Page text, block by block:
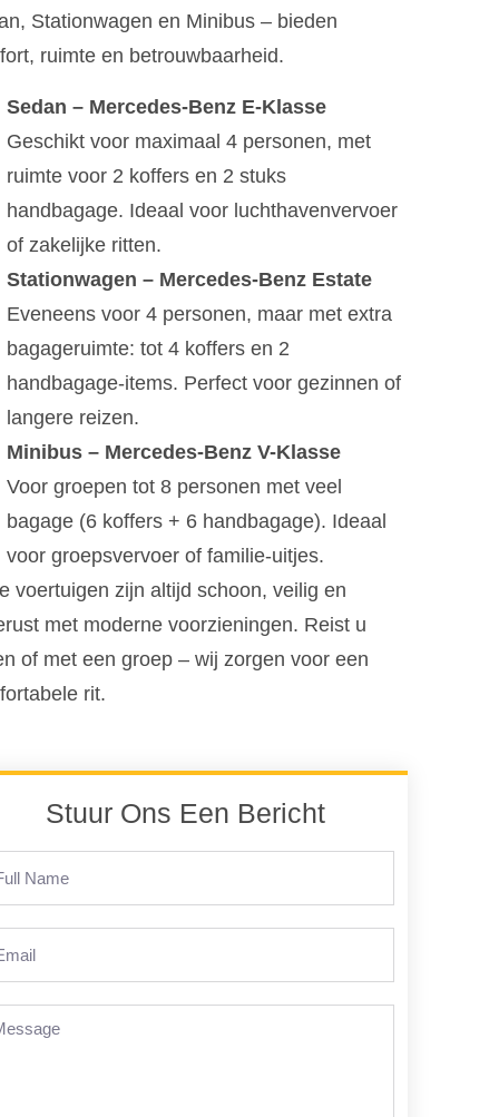
Stationwagen en Minibus – bieden
ruimte en betrouwbaarheid.
Sedan – Mercedes-Benz E-Klasse
Geschikt voor maximaal 4 personen, met
ruimte voor 2 koffers en 2 stuks
handbagage. Ideaal voor luchthavenvervoer
of zakelijke ritten.
Stationwagen – Mercedes-Benz Estate
Eveneens voor 4 personen, maar met extra
bagageruimte: tot 4 koffers en 2
handbagage-items. Perfect voor gezinnen of
langere reizen.
Minibus – Mercedes-Benz V-Klasse
Voor groepen tot 8 personen met veel
bagage (6 koffers + 6 handbagage). Ideaal
voor groepsvervoer of familie-uitjes.
voertuigen zijn altijd schoon, veilig en
met moderne voorzieningen. Reist u
of met een groep – wij zorgen voor een
rit.
Stuur Ons Een Bericht